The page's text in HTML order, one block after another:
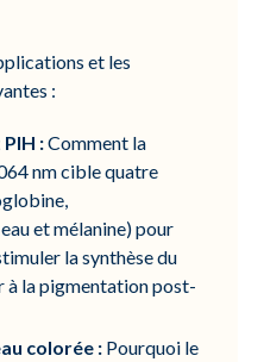
et les
:
:Comment la
nm cible quatre
et mélanine) pour
la synthèse du
à la pigmentation post-
colorée : Pourquoi le